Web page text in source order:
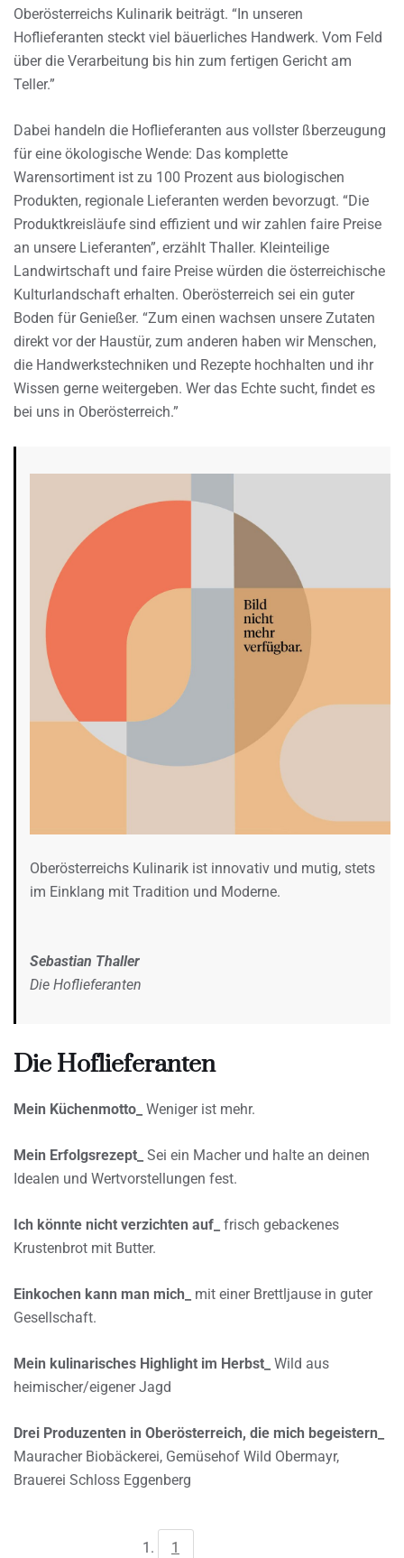
Oberösterreichs Kulinarik beiträgt. “In unseren
Hoflieferanten steckt viel bäuerliches Handwerk. Vom Feld
über die Verarbeitung bis hin zum fertigen Gericht am
Teller.”
Dabei handeln die Hoflieferanten aus vollster ßberzeugung
für eine ökologische Wende: Das komplette
Warensortiment ist zu 100 Prozent aus biologischen
Produkten, regionale Lieferanten werden bevorzugt. “Die
Produktkreisläufe sind effizient und wir zahlen faire Preise
an unsere Lieferanten”, erzählt Thaller. Kleinteilige
Landwirtschaft und faire Preise würden die österreichische
Kulturlandschaft erhalten. Oberösterreich sei ein guter
Boden für Genießer. “Zum einen wachsen unsere Zutaten
direkt vor der Haustür, zum anderen haben wir Menschen,
die Handwerkstechniken und Rezepte hochhalten und ihr
Wissen gerne weitergeben. Wer das Echte sucht, findet es
bei uns in Oberösterreich.”
Oberösterreichs Kulinarik ist innovativ und mutig, stets
im Einklang mit Tradition und Moderne.
Sebastian Thaller
Die Hoflieferanten
Die Hoflieferanten
Mein Küchenmotto_ Weniger ist mehr.
Mein Erfolgsrezept_ Sei ein Macher und halte an deinen
Idealen und Wertvorstellungen fest.
Ich könnte nicht verzichten auf_ frisch gebackenes
Krustenbrot mit Butter.
Einkochen kann man mich_
mit einer Brettljause in guter
Gesellschaft.
Mein kulinarisches Highlight im Herbst_ Wild aus
heimischer/eigener Jagd
Drei Produzenten in Oberösterreich, die mich begeistern_
Mauracher Biobäckerei, Gemüsehof Wild Obermayr,
Brauerei Schloss Eggenberg
1